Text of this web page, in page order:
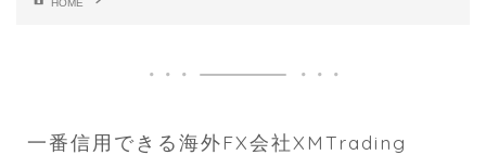
一番信用できる海外FX会社XMTrading